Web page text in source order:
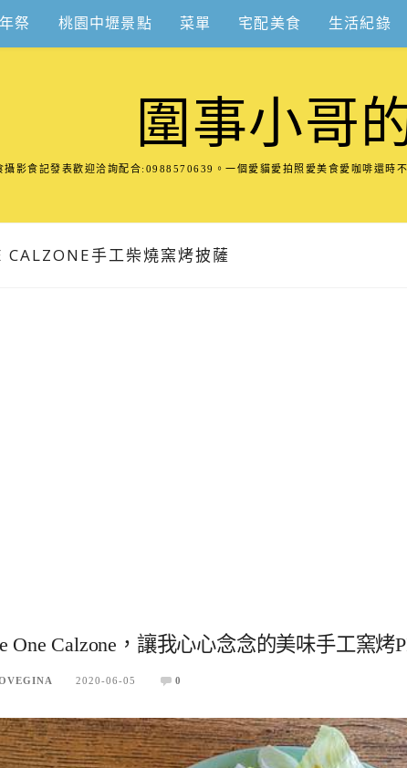
祭 桃園中壢景點 菜單 宅配美食 生活紀錄
圍事小哥
攝影食記發表歡迎洽詢配合:0988570639。一個愛貓愛拍照愛美食愛咖啡還時
CALZONE手工柴燒窯烤披薩
One Calzone，讓我心心念念的美味手工窯烤
2020-06-05 0